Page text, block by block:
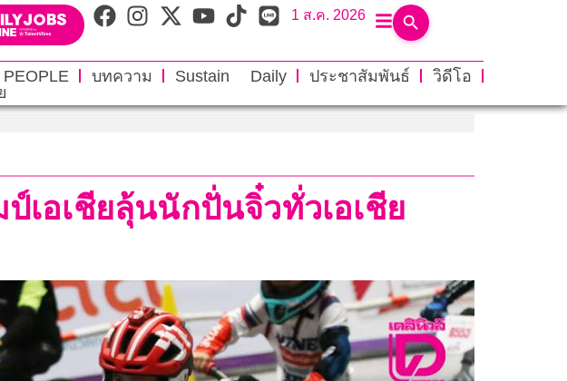
1 ส.ค. 2026
PEOPLE บทความ Sustain Daily ประชาสัมพันธ์
วิดีโอ
อเชียลุ้นนักปั่นจิ๋วทั่วเอเชีย